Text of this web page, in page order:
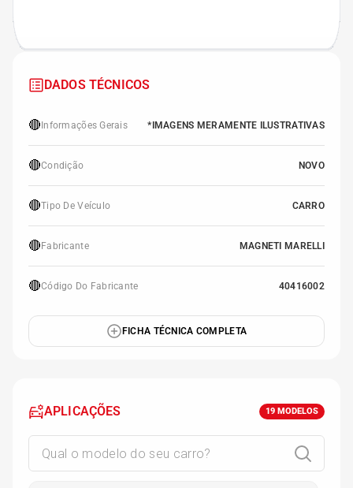
DADOS TÉCNICOS
🔴 Informações Gerais *IMAGENS MERAMENTE ILUSTRATIVAS
🔴Condição NOVO
🔴Tipo De Veículo CARRO
🔴 Fabricante MAGNETI MARELLI
🔴Código Do Fabricante 40416002
FICHA TÉCNICA COMPLETA
APLICAÇÕES 19 MODELOS